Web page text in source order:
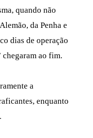
quando não
da Penha e
dias de operação
chegaram ao fim.
a
enquanto